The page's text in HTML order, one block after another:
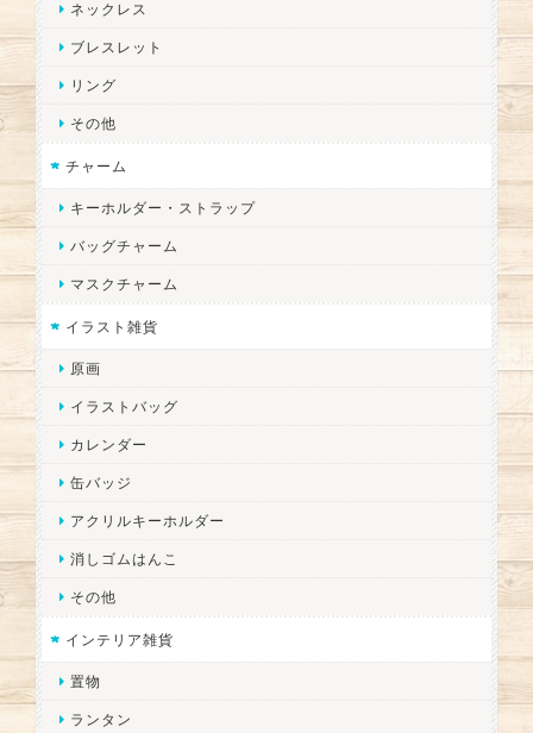
ネックレス
ブレスレット
リング
その他
チャーム
キーホルダー・ストラップ
バッグチャーム
マスクチャーム
イラスト雑貨
原画
イラストバッグ
カレンダー
缶バッジ
アクリルキーホルダー
消しゴムはんこ
その他
インテリア雑貨
置物
ランタン